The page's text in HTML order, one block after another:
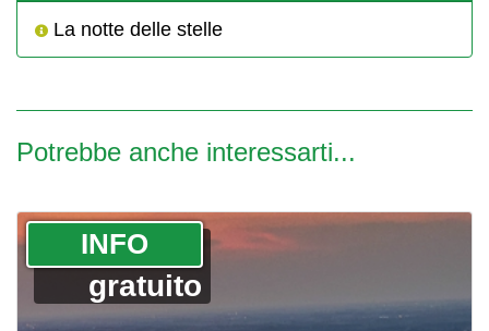
La notte delle stelle
Potrebbe anche interessarti...
­INFO
gratuito